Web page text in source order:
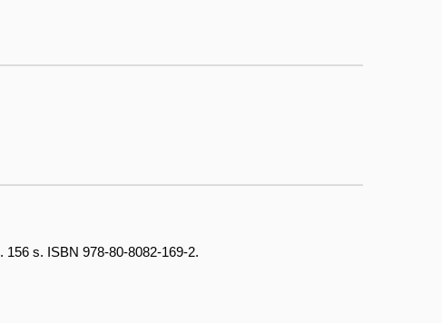
s. ISBN 978-80-8082-169-2.